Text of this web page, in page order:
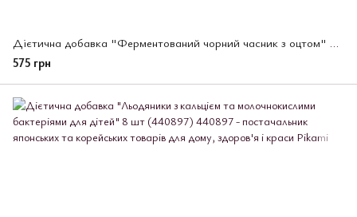
Дієтична добавка "Ферментований чорний часник з оцтом" Unimat Riken, 60 шт ((580360))
575 грн